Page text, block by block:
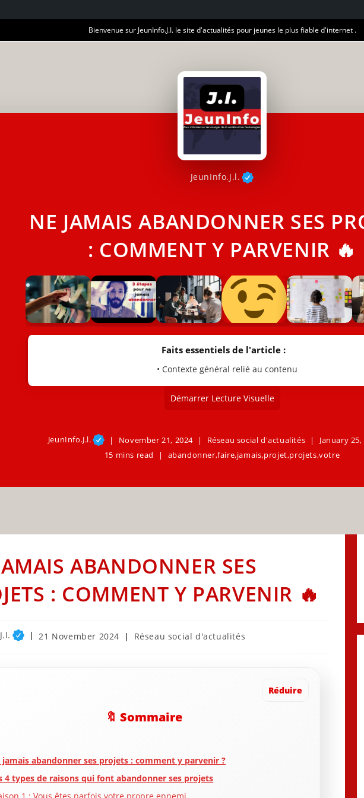
Bienvenue sur JeunInfo.J.I. le site d'actualités pour jeunes le plus fiable d'internet .
JeunInfo.J.l.
NE JAMAIS ABANDONNER SES
: COMMENT Y PARVENIR 🔥
Faits essentiels de l'article :
• Contexte général relié au contenu
Démarrer Lecture Visuelle
JeunInfo.J.l. November 21, 2024 Réseau social d'actualités
January 25,
15 mins read
abandonner,faire,jamais,projet,projets,votre
ABANDONNER SES
: COMMENT Y PARVENIR 🔥
Post
21 November 2024
Post
Réseau social d'actualités
Réduire
🔖 Sommaire
jamais abandonner ses projets : comment y parvenir ?
4 types de raisons qui font abandonner ses projets